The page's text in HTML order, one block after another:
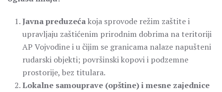
Javna preduzećakoja sprovode režim zaštite i
upravljaju zaštićenim prirodnim dobrima na teritoriji
AP Vojvodine i u čijim se granicama nalaze napušteni
rudarski objekti; površinski kopovi i podzemne
prostorije, bez titulara.
Lokalne samouprave (opštine) i mesne zajednice